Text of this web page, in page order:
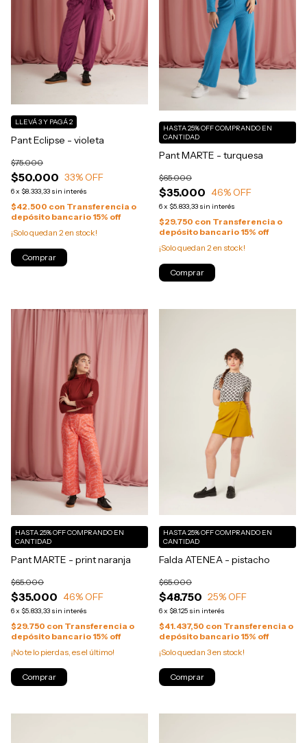
Pant Eclipse - violeta
$50.000
$75.000
33% OFF
6x $8.333,33 sin interés
LLEVÁ 3 Y PAGÁ 2
$42.500 con Transferencia o
depósito bancario 15% off
¡Solo quedan 2 en stock!
Comprar
Pant MARTE - turquesa
$35.000
$65.000
46% OFF
6x $5.833,33 sin interés
HASTA 25% OFFCOMPRANDO EN
CANTIDAD
$29.750 con Transferencia o
depósito bancario 15% off
¡Solo quedan 2 en stock!
Comprar
Pant MARTE - print naranja
$35.000
$65.000
46% OFF
6x $5.833,33 sin interés
HASTA 25% OFFCOMPRANDO EN
CANTIDAD
$29.750 con Transferencia o
depósito bancario 15% off
¡No te lo pierdas, es el último!
Comprar
Falda ATENEA - pistacho
$48.750
$65.000
25% OFF
6x $8.125 sin interés
HASTA 25% OFFCOMPRANDO EN
CANTIDAD
$41.437,50 con Transferencia o
depósito bancario 15% off
¡Solo quedan 3en stock!
Comprar